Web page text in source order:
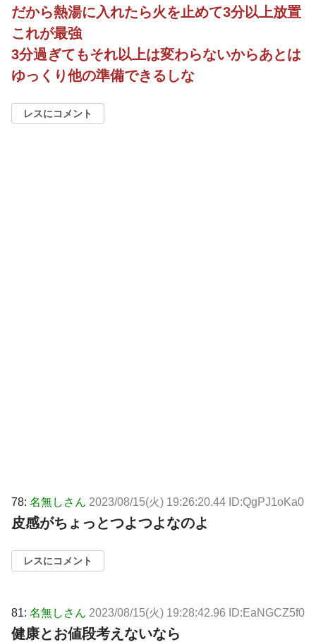
だから熱湯に入れたら火を止めて3分以上放置
これが最強
3分過ぎてもそれ以上は変わらないからあとは
ゆっくり他の準備できるしな
レスにコメント
78: 名無しさん 2023/08/15(火) 19:26:20.44 ID:QgPJ1oKa0
皮感がちょっとつよつよなのよ
レスにコメント
81: 名無しさん 2023/08/15(火) 19:28:42.96 ID:EaNGCZ5f0
健康とお値段考えないなら